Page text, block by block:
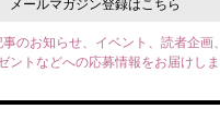
メールマガジン登録はこちら
のお知らせ、イベント、読者企画、
ントなどへの応募情報をお届けしま